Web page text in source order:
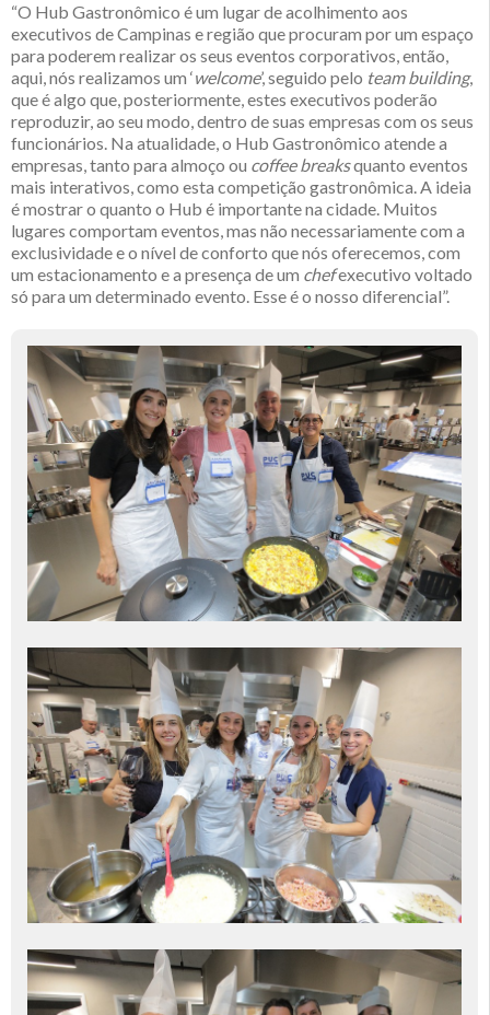
“O Hub Gastronômico é um lugar de acolhimento aos
executivos de Campinas e região que procuram por um espaço
para poderem realizar os seus eventos corporativos, então,
aqui, nós realizamos um ‘welcome’, seguido pelo team building,
que é algo que, posteriormente, estes executivos poderão
reproduzir, ao seu modo, dentro de suas empresas com os seus
funcionários. Na atualidade, o Hub Gastronômico atende a
empresas, tanto para almoço ou coffee breaksquanto eventos
mais interativos, como esta competição gastronômica. A ideia
é mostrar o quanto o Hub é importante na cidade. Muitos
lugares comportam eventos, mas não necessariamente com a
exclusividade e o nível de conforto que nós oferecemos, com
um estacionamento e a presença de um chefexecutivo voltado
só para um determinado evento. Esse é o nosso diferencial”.